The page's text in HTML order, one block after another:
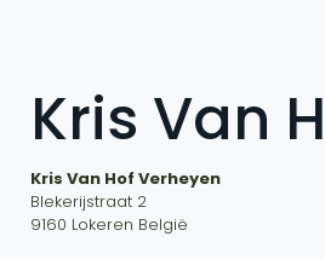
Kris Van
Kris Van Hof Verheyen
Blekerijstraat 2
9160 Lokeren België